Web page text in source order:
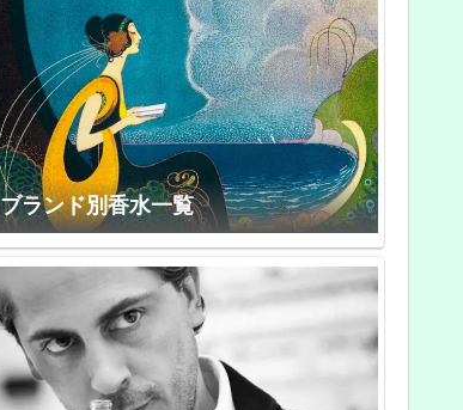
ブランド別香水一覧